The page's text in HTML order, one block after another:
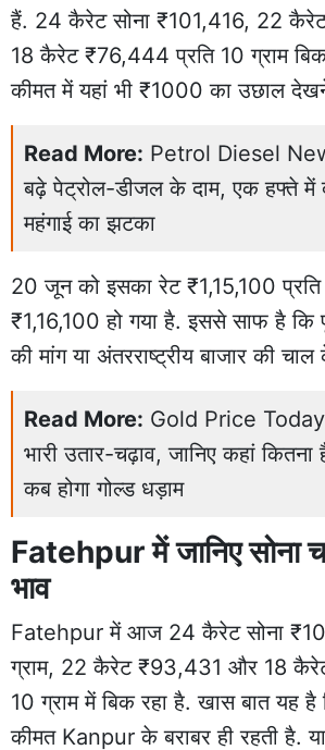
हैं. 24 कैरेट सोना ₹101,416, 22
18 कैरेट ₹76,444 प्रति 10 ग्राम बिक
कीमत में यहां भी ₹1000 का उछाल
Read More: Petrol Diesel
बढ़े पेट्रोल-डीजल के दाम, एक हफ्ते में
महंगाई का झटका
20 जून को इसका रेट ₹1,15,100
₹1,16,100 हो गया है. इससे साफ है कि
की मांग या अंतरराष्ट्रीय बाजार की
Read More: Gold Price
भारी उतार-चढ़ाव, जानिए कहां
कब होगा गोल्ड धड़ाम
Fatehpur में जानिए सोना
भाव
Fatehpur में आज 24 कैरेट सोना
ग्राम, 22 कैरेट ₹93,431 और 18
10 ग्राम में बिक रहा है. खास बात यह है
कीमत Kanpur के बराबर ही रहती है.